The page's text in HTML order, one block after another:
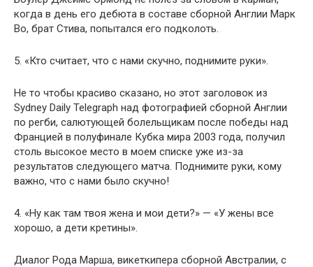
когда в день его дебюта в составе сборной Англии Марк
Во, брат Стива, попытался его подколоть.
5. «Кто считает, что с нами скучно, поднимите руки».
Не то чтобы красиво сказано, но этот заголовок из
Sydney Daily Telegraph над фотографией сборной Англии
по регби, салютующей болельщикам после победы над
Францией в полуфинале Кубка мира 2003 года, получил
столь высокое место в моем списке уже из-за
результатов следующего матча. Поднимите руки, кому
важно, что с нами было скучно!
4. «Ну как там твоя жена и мои дети?» — «У жены все
хорошо, а дети кретины».
Диалог Рода Марша, викеткипера сборной Австралии, с